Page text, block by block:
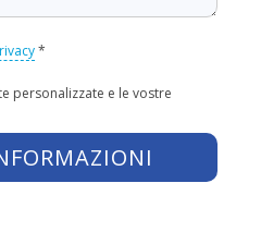
*
personalizzate e le vostre